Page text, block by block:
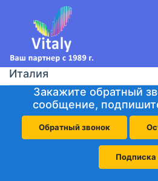
Италия
Закажите обратный
сообщение,
Обратный звонок
Подписка